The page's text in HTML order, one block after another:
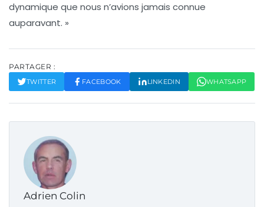
dynamique que nous n’avions jamais connue
auparavant. »
PARTAGER :
TWITTER FACEBOOK LINKEDIN WHATSAPP
Adrien Colin